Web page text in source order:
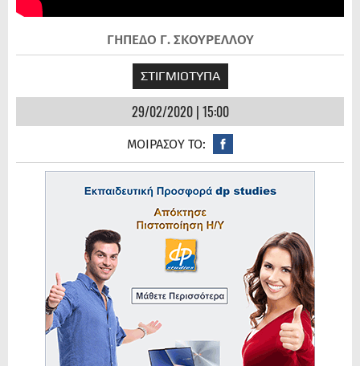
ΓΗΠΕΔΟ Γ. ΣΚΟΥΡΕΛΛΟΥ
ΣΤΙΓΜΙΟΤΥΠΑ
29/02/2020 | 15:00
ΜΟΙΡΑΣΟΥ ΤΟ: